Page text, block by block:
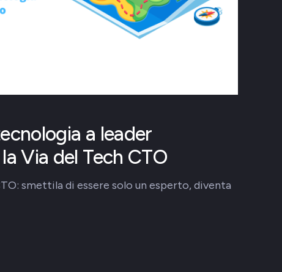
a leader
Via del Tech CTO
smettila di essere solo un esperto, diventa